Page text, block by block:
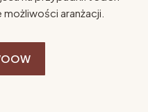
aranżacji.